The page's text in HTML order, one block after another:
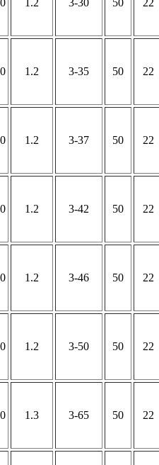
1.2 3-30 50 22
1.2 3-35 50 22
1.2 3-37 50 22
1.2 3-42 50 22
1.2 3-46 50 22
1.2 3-50 50 22
1.3 3-65 50 22